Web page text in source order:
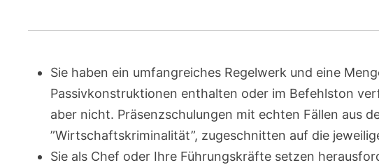
Sie haben ein umfangreiches Regelwerk und eine
Passivkonstruktionen enthalten oder im Befehlston
aber nicht. Präsenzschulungen mit echten Fällen aus
”Wirtschaftskriminalität”, zugeschnitten auf die
Sie als Chef oder Ihre Führungskräfte setzen